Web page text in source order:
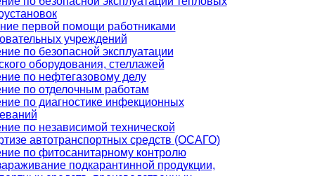
первой помощи работниками
учреждений
по безопасной эксплуатации
оборудования, стеллажей
по нефтегазовому делу
по отделочным работам
по диагностике инфекционных
по независимой технической
автотранспортных средств (ОСАГО)
по фитосанитарному контролю
подкарантинной продукции,